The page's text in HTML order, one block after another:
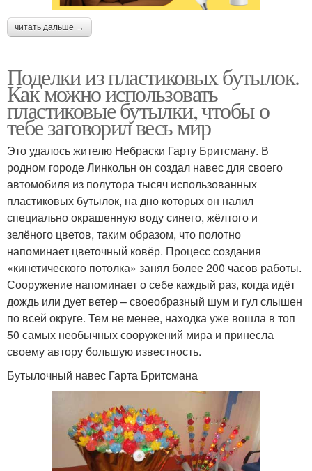
читать дальше →
Поделки из пластиковых бутылок.
Как можно использовать
пластиковые бутылки, чтобы о
тебе заговорил весь мир
Это удалось жителю Небраски Гарту Бритсману. В
родном городе Линкольн он создал навес для своего
автомобиля из полутора тысяч использованных
пластиковых бутылок, на дно которых он налил
специально окрашенную воду синего, жёлтого и
зелёного цветов, таким образом, что полотно
напоминает цветочный ковёр. Процесс создания
«кинетического потолка» занял более 200 часов работы.
Сооружение напоминает о себе каждый раз, когда идёт
дождь или дует ветер – своеобразный шум и гул слышен
по всей округе. Тем не менее, находка уже вошла в топ
50 самых необычных сооружений мира и принесла
своему автору большую известность.
Бутылочный навес Гарта Бритсмана